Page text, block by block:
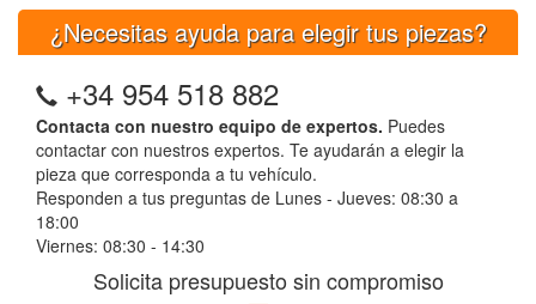
¿Necesitas ayuda para elegir tus piezas?
+34 954 518 882
Contacta con nuestro equipo de expertos. Puedes
contactar con nuestros expertos. Te ayudarán a elegir la
pieza que corresponda a tu vehículo.
Responden a tus preguntas de Lunes - Jueves: 08:30 a
18:00
Viernes: 08:30 - 14:30
Solicita presupuesto sin compromiso